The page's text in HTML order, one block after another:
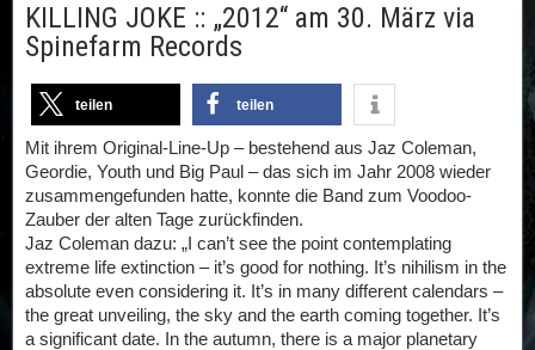
KILLING JOKE :: „2012“ am 30. März via
Spinefarm Records
teilen teilen
Mit ihrem Original-Line-Up – bestehend aus Jaz Coleman,
Geordie, Youth und Big Paul – das sich im Jahr 2008 wieder
zusammengefunden hatte, konnte die Band zum Voodoo-
Zauber der alten Tage zurückfinden.
Jaz Coleman dazu: „I can’t see the point contemplating
extreme life extinction – it’s good for nothing. It’s nihilism in the
absolute even considering it. It’s in many different calendars –
the great unveiling, the sky and the earth coming together. It’s
a significant date. In the autumn, there is a major planetary